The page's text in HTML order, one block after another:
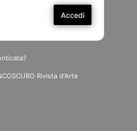
Rivista d'Arte